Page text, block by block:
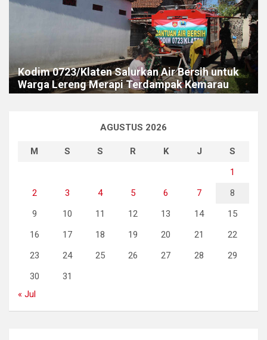
Kodim 0723/Klaten Salurkan Air Bersih untuk
Warga Lereng Merapi Terdampak Kemarau
AGUSTUS 2026
M S S R K J
S
1
2
3 4 5 6 7
8
9
10 11 12 13 14
15
16
17 18 19 20 21
22
23
24 25 26 27 28
29
30
31
« Jul